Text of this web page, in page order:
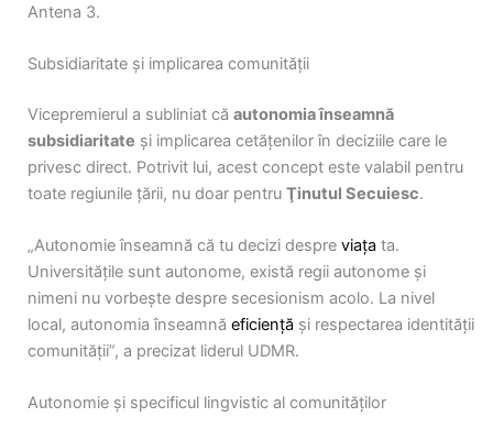
Antena 3.
Subsidiaritate și implicarea comunității
Vicepremierul a subliniat că autonomia înseamnă
subsidiaritate și implicarea cetățenilor în deciziile care le
privesc direct. Potrivit lui, acest concept este valabil pentru
toate regiunile țării, nu doar pentru Ţinutul Secuiesc.
„Autonomie înseamnă că tu decizi despre viața ta.
Universitățile sunt autonome, există regii autonome și
nimeni nu vorbește despre secesionism acolo. La nivel
local, autonomia înseamnă eficiență și respectarea identității
comunității”, a precizat liderul UDMR.
Autonomie și specificul lingvistic al comunităților